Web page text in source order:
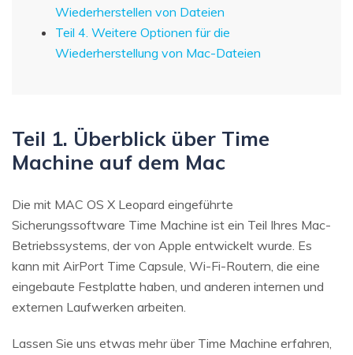
Wiederherstellen von Dateien
Teil 4. Weitere Optionen für die
Wiederherstellung von Mac-Dateien
Teil 1. Überblick über Time
Machine auf dem Mac
Die mit MAC OS X Leopard eingeführte
Sicherungssoftware Time Machine ist ein Teil Ihres Mac-
Betriebssystems, der von Apple entwickelt wurde. Es
kann mit AirPort Time Capsule, Wi-Fi-Routern, die eine
eingebaute Festplatte haben, und anderen internen und
externen Laufwerken arbeiten.
Lassen Sie uns etwas mehr über Time Machine erfahren,